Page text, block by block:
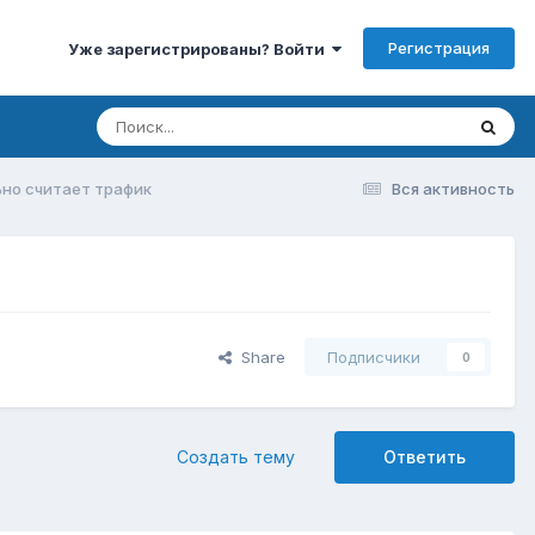
Уже зарегистрированы? Войти Регистрация
Вся активность
считает трафик
Share Подписчики 0
Ответить
Создать тему